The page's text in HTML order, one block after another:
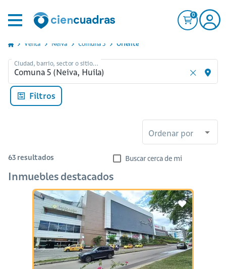
0
Venta Neiva Comuna 5 Oriente
Ciudad, barrio, sector o sitio...
Filtros
Ordenar por
63 resultados Buscar cerca de mi
Inmuebles destacados